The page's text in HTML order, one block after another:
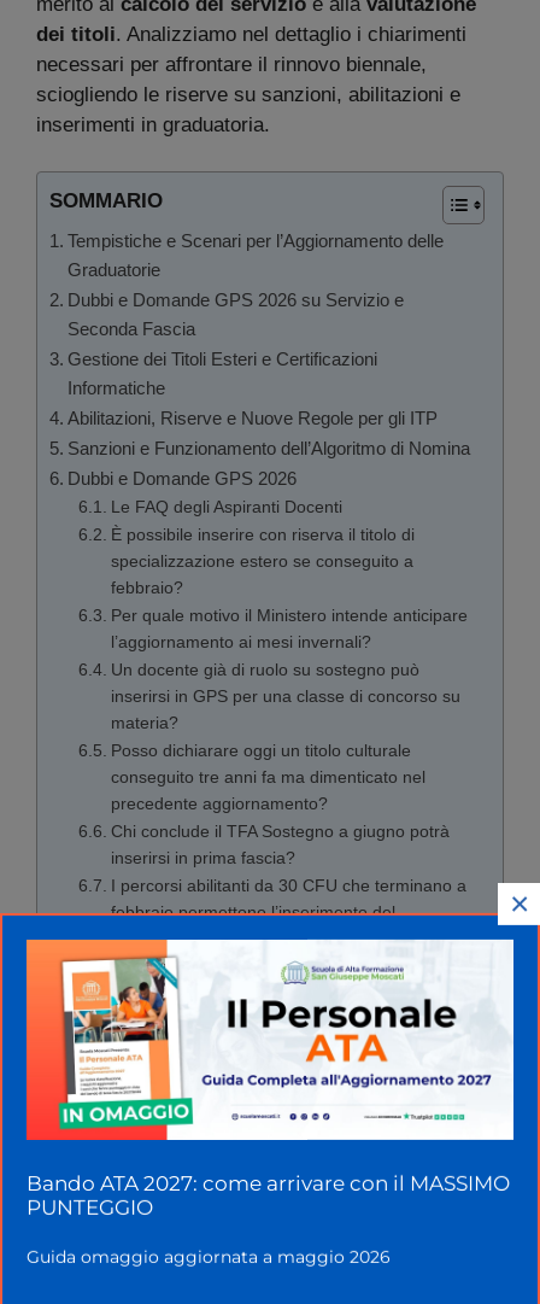
dei titoli. Analizziamo nel dettaglio i chiarimenti
necessari per affrontare il rinnovo biennale,
sciogliendo le riserve su sanzioni, abilitazioni e
inserimenti in graduatoria.
SOMMARIO
Tempistiche e Scenari per l’Aggiornamento delle
Graduatorie
Dubbi e Domande GPS 2026 su Servizio e
Seconda Fascia
Gestione dei Titoli Esteri e Certificazioni
Informatiche
Abilitazioni, Riserve e Nuove Regole per gli ITP
Sanzioni e Funzionamento dell’Algoritmo di Nomina
Dubbi e Domande GPS 2026
Le FAQ degli Aspiranti Docenti
È possibile inserire con riserva il titolo di
specializzazione estero se conseguito a
febbraio?
Per quale motivo il Ministero intende anticipare
l’aggiornamento ai mesi invernali?
Un docente già di ruolo su sostegno può
inserirsi in GPS per una classe di concorso su
materia?
Posso dichiarare oggi un titolo culturale
conseguito tre anni fa ma dimenticato nel
precedente aggiornamento?
Chi conclude il TFA Sostegno a giugno potrà
inserirsi in prima fascia?
I percorsi abilitanti da 30 CFU che terminano a
febbraio permettono l’inserimento del
punteggio?
È possibile iscriversi con riserva per una Laurea
Magistrale che si conseguirà in primavera?
Il corso CLIL o i Master che sto frequentando
possono essere inseriti con riserva?
Per diventare ITP serve già la laurea
triennale?
L’anno di servizio in corso potrà essere
febbraio?
Il servizio prestato nelle scuole di montagna
Uno studente di Scienze della Formazione
×
Bando ATA 2027: come arrivare con il MASSIMO
PUNTEGGIO
Guida omaggio aggiornata a maggio 2026